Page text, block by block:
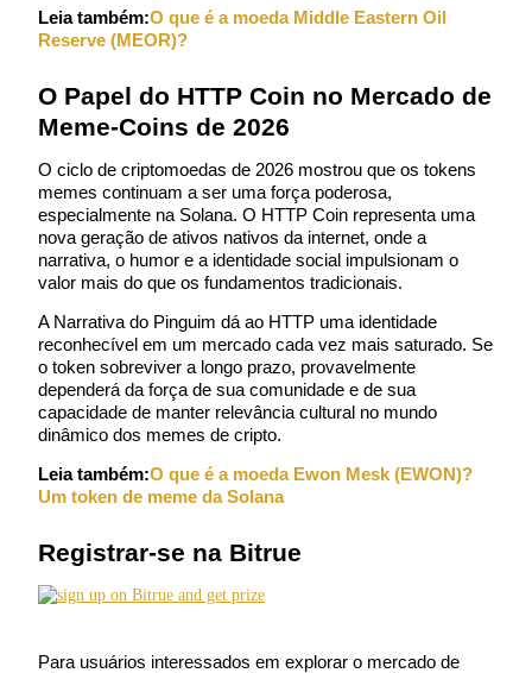
Baixar o
Bitrue
Leia também:O que é a moeda Middle Eastern Oil
Reserve (MEOR)?
O Papel do HTTP Coin no Mercado de
Meme-Coins de 2026
O ciclo de criptomoedas de 2026 mostrou que os tokens
memes continuam a ser uma força poderosa,
especialmente na Solana. O HTTP Coin representa uma
nova geração de ativos nativos da internet, onde a
narrativa, o humor e a identidade social impulsionam o
valor mais do que os fundamentos tradicionais.
A Narrativa do Pinguim dá ao HTTP uma identidade
reconhecível em um mercado cada vez mais saturado. Se
o token sobreviver a longo prazo, provavelmente
dependerá da força de sua comunidade e de sua
capacidade de manter relevância cultural no mundo
dinâmico dos memes de cripto.
Leia também:O que é a moeda Ewon Mesk (EWON)?
Um token de meme da Solana
Registrar-se na Bitrue
Para usuários interessados em explorar o mercado de